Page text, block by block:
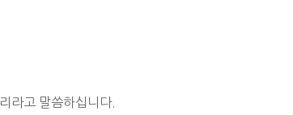
라고 말씀하십니다.